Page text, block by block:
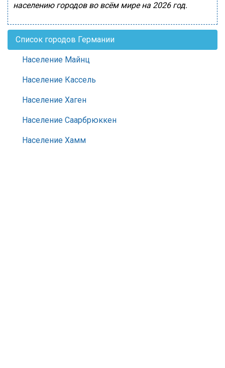
населению городов во всём мире на 2026 год.
Список городов Германии
Население Майнц
Население Кассель
Население Хаген
Население Саарбрюккен
Население Хамм